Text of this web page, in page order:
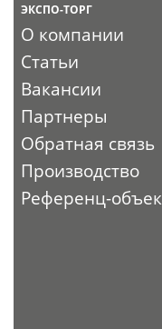
ЭКСПО-ТОРГ
О компании
Статьи
Вакансии
Партнеры
Обратная связь
Производство
Референц-